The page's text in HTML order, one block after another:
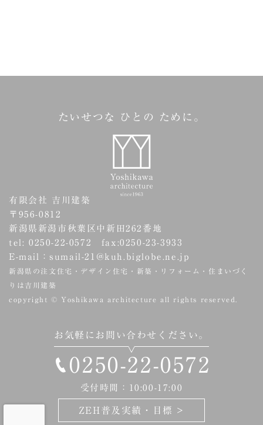
たいせつな ひとの ために。
有限会社 吉川建築
〒956-0812
新潟県新潟市秋葉区中新田262番地
tel: 0250-22-0572 fax:0250-23-3933
E-mail：sumail-21@kuh.biglobe.ne.jp
新潟県の注文住宅・デザイン住宅・新築・リフォーム・住まいづく
りは吉川建築
copyright © Yoshikawa architecture all rights reserved.
お気軽にお問い合わせください。
0250-22-0572
受付時間：10:00-17:00
ZEH普及実績・目標 >